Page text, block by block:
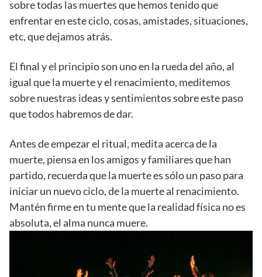
sobre todas las muertes que hemos tenido que
enfrentar en este ciclo, cosas, amistades, situaciones,
etc, que dejamos atrás.
El final y el principio son uno en la rueda del año, al
igual que la muerte y el renacimiento, meditemos
sobre nuestras ideas y sentimientos sobre este paso
que todos habremos de dar.
Antes de empezar el ritual, medita acerca de la
muerte, piensa en los amigos y familiares que han
partido, recuerda que la muerte es sólo un paso para
iniciar un nuevo ciclo, de la muerte al renacimiento.
Mantén firme en tu mente que la realidad física no es
absoluta, el alma nunca muere.